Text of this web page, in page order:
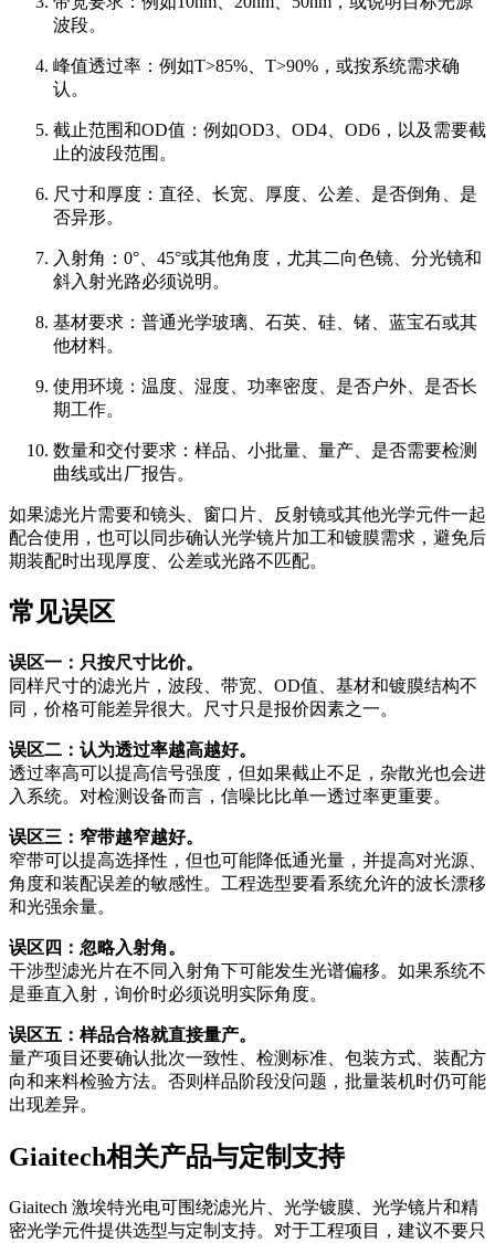
波段。
峰值透过率：例如T>85%、T>90%，或按系统需求确
认。
截止范围和OD值：例如OD3、OD4、OD6，以及需要截
止的波段范围。
尺寸和厚度：直径、长宽、厚度、公差、是否倒角、是
否异形。
入射角：0°、45°或其他角度，尤其二向色镜、分光镜和
斜入射光路必须说明。
基材要求：普通光学玻璃、石英、硅、锗、蓝宝石或其
他材料。
使用环境：温度、湿度、功率密度、是否户外、是否长
期工作。
数量和交付要求：样品、小批量、量产、是否需要检测
曲线或出厂报告。
如果滤光片需要和镜头、窗口片、反射镜或其他光学元件一起
配合使用，也可以同步确认光学镜片加工和镀膜需求，避免后
期装配时出现厚度、公差或光路不匹配。
常见误区
误区一：只按尺寸比价。
同样尺寸的滤光片，波段、带宽、OD值、基材和镀膜结构不
同，价格可能差异很大。尺寸只是报价因素之一。
误区二：认为透过率越高越好。
透过率高可以提高信号强度，但如果截止不足，杂散光也会进
入系统。对检测设备而言，信噪比比单一透过率更重要。
误区三：窄带越窄越好。
窄带可以提高选择性，但也可能降低通光量，并提高对光源、
角度和装配误差的敏感性。工程选型要看系统允许的波长漂移
和光强余量。
误区四：忽略入射角。
干涉型滤光片在不同入射角下可能发生光谱偏移。如果系统不
是垂直入射，询价时必须说明实际角度。
误区五：样品合格就直接量产。
量产项目还要确认批次一致性、检测标准、包装方式、装配方
向和来料检验方法。否则样品阶段没问题，批量装机时仍可能
出现差异。
Giaitech相关产品与定制支持
Giaitech 激埃特光电可围绕滤光片、光学镀膜、光学镜片和精
密光学元件提供选型与定制支持。对于工程项目，建议不要只